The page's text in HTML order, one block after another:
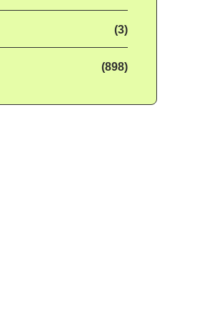
(3)
(898)